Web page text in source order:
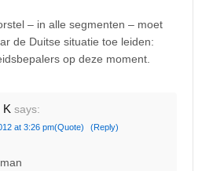
– in alle segmenten – moet
de Duitse situatie toe leiden:
op deze moment.
K says:
at 3:26 pm(Quote) (Reply)